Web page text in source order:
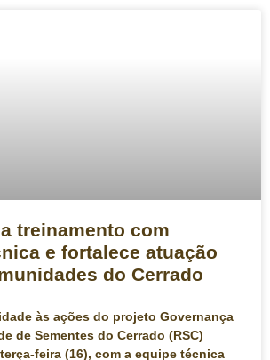
treinamento com
e fortalece atuação
do Cerrado
às ações do projeto Governança
de Sementes do Cerrado (RSC)
feira (16), com a equipe técnica